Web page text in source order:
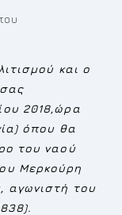
και ο
σας
2018,ώρα
όπου θα
του ναού
Μερκούρη
αγωνιστή του